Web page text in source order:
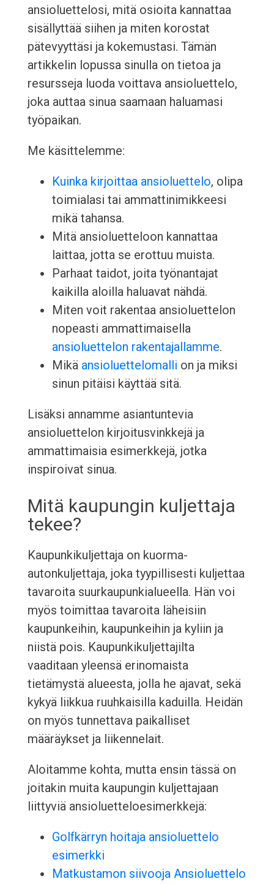
ansioluettelosi, mitä osioita kannattaa
sisällyttää siihen ja miten korostat
pätevyyttäsi ja kokemustasi. Tämän
artikkelin lopussa sinulla on tietoa ja
resursseja luoda voittava ansioluettelo,
joka auttaa sinua saamaan haluamasi
työpaikan.
Me käsittelemme:
Kuinka kirjoittaa ansioluettelo, olipa
toimialasi tai ammattinimikkeesi
mikä tahansa.
Mitä ansioluetteloon kannattaa
laittaa, jotta se erottuu muista.
Parhaat taidot, joita työnantajat
kaikilla aloilla haluavat nähdä.
Miten voit rakentaa ansioluettelon
nopeasti ammattimaisella
ansioluettelon rakentajallamme.
Mikä ansioluettelomalli on ja miksi
sinun pitäisi käyttää sitä.
Lisäksi annamme asiantuntevia
ansioluettelon kirjoitusvinkkejä ja
ammattimaisia esimerkkejä, jotka
inspiroivat sinua.
Mitä kaupungin kuljettaja
tekee?
Kaupunkikuljettaja on kuorma-
autonkuljettaja, joka tyypillisesti kuljettaa
tavaroita suurkaupunkialueella. Hän voi
myös toimittaa tavaroita läheisiin
kaupunkeihin, kaupunkeihin ja kyliin ja
niistä pois. Kaupunkikuljettajilta
vaaditaan yleensä erinomaista
tietämystä alueesta, jolla he ajavat, sekä
kykyä liikkua ruuhkaisilla kaduilla. Heidän
on myös tunnettava paikalliset
määräykset ja liikennelait.
Aloitamme kohta, mutta ensin tässä on
joitakin muita kaupungin kuljettajaan
liittyviä ansioluetteloesimerkkejä:
Golfkärryn hoitaja ansioluettelo
esimerkki
Matkustamon siivooja Ansioluettelo